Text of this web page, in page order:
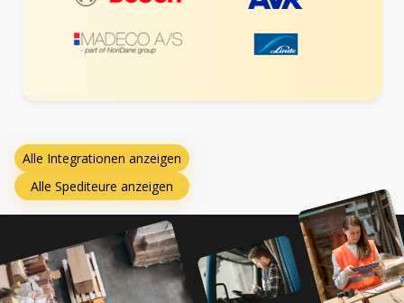
Alle Integrationen anzeigen
Alle Spediteure anzeigen